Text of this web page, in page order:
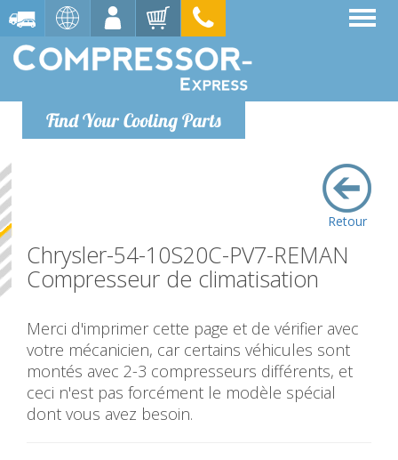
Find Your Cooling Parts
Retour
Chrysler-54-10S20C-PV7-REMAN
Compresseur de climatisation
Merci d'imprimer cette page et de vérifier avec
votre mécanicien, car certains véhicules sont
montés avec 2-3 compresseurs différents, et
ceci n'est pas forcément le modèle spécial
dont vous avez besoin.